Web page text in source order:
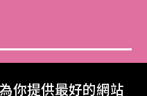
你提供最好的網站